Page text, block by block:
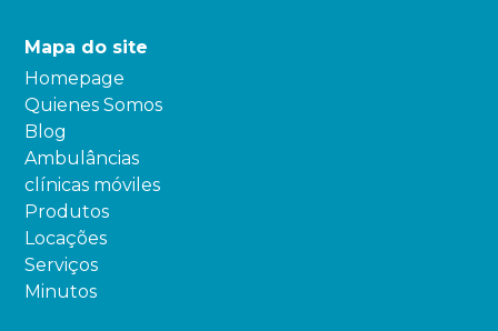
Mapa do site
Homepage
Quienes Somos
Blog
Ambulâncias
clínicas móviles
Produtos
Locações
Serviços
Minutos